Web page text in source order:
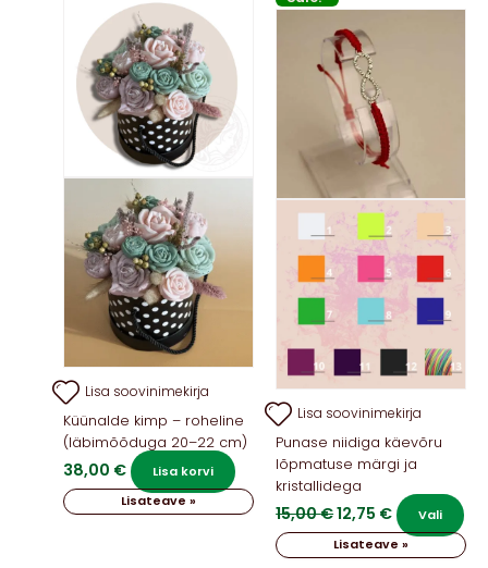
Lisa soovinimekirja
Küünalde kimp – roheline
(läbimõõduga 20–22 cm)
38,00 €
Lisa korvi
Lisateave »
Lisa soovinimekirja
Punase niidiga käevõru
lõpmatuse märgi ja
kristallidega
15,00€Algne
hind
oli:
12,75 €Praegune
hind
on:
Vali
on
Lisateave »